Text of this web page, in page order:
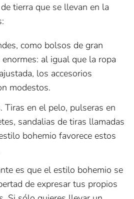
tierra que se llevan en la
como bolsos de gran
al igual que la ropa
los accesorios
modestos.
Tiras en el pelo, pulseras en
sandalias de tiras llamadas
bohemio favorece estos
es que el estilo bohemio se
de expresar tus propios